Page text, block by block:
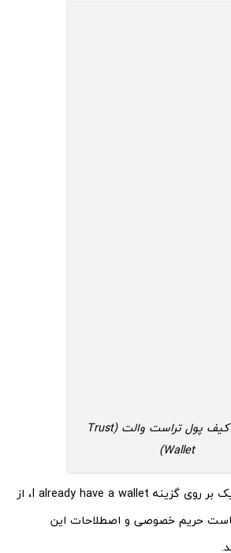
بازیابی کیف پول تراست والت (Trust
Wallet)
در گام بعد، پس از کلیک بر روی گزینه I already have a wallet، از
حریم خصوصی و اصطلاحات این